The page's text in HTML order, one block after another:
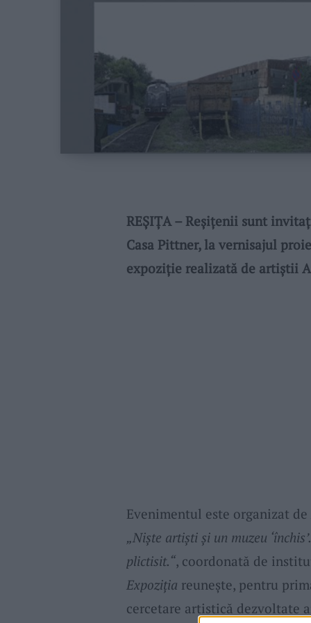
REȘIȚA – Reșițenii sunt
Casa Pittner, la vernisajul
expoziție realizată de artiștii
Evenimentul este organizat de
„Niște artiști și un muzeu
plictisit.“, coordonată de
Expoziția reunește, pentru
cercetare artistică dezvoltate